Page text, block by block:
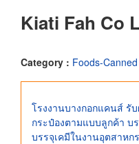
Kiati Fah Co
Category : Foods-Canned
โรงงานบางกอกแคนส์ รั
กระป๋องตามแบบลูกค้า
บรรจุเคมีในงานอุตสาหก